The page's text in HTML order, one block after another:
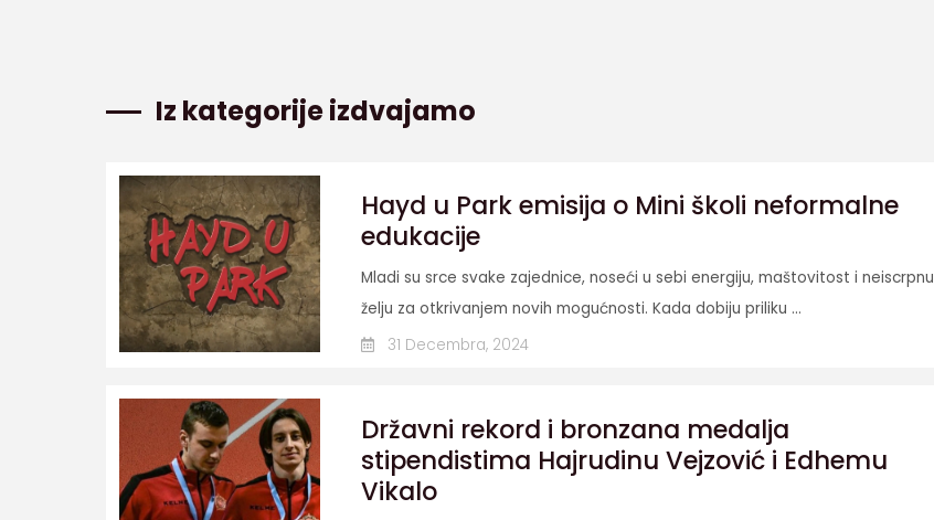
Iz kategorije izdvajamo
Hayd u Park emisija o Mini školi neformalne
edukacije
Mladi su srce svake zajednice, noseći u sebi energiju, maštovitost i neiscrpnu
želju za otkrivanjem novih mogućnosti. Kada dobiju priliku ...
31 Decembra, 2024
Državni rekord i bronzana medalja
stipendistima Hajrudinu Vejzović i Edhemu
Vikalo